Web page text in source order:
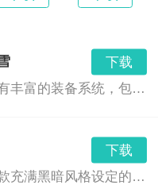
的挑战。
不同的喜好和需求。
下载
版 v1.0
下载
下载
装备与技能：游戏拥有丰富的装备系统，包括冰属性的武器和装备，提供了玩家更多策略选择。玩家可以通过战斗、任务和活动获得装备，也可以通过升级技能和提升角色属性来增强战斗力。
下载
恶月十三官方版是一款充满黑暗风格设定的幻想世界背景下的角色扮演游戏。在这个充满神秘和危险的世界中，玩家将扮演一位勇敢的冒险者，通过探索、战斗和决策，揭开隐藏在恶月十三背后的深层次秘密。